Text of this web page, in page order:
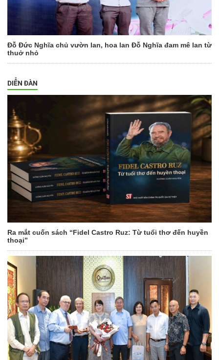
Đỗ Đức Nghĩa chủ vườn lan, hoa lan Đỗ Nghĩa đam mê lan từ
thuở nhỏ
DIỄN ĐÀN
Ra mắt cuốn sách “Fidel Castro Ruz: Từ tuổi thơ đến huyền
thoại”